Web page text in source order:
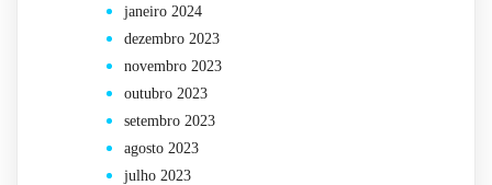
janeiro 2024
dezembro 2023
novembro 2023
outubro 2023
setembro 2023
agosto 2023
julho 2023